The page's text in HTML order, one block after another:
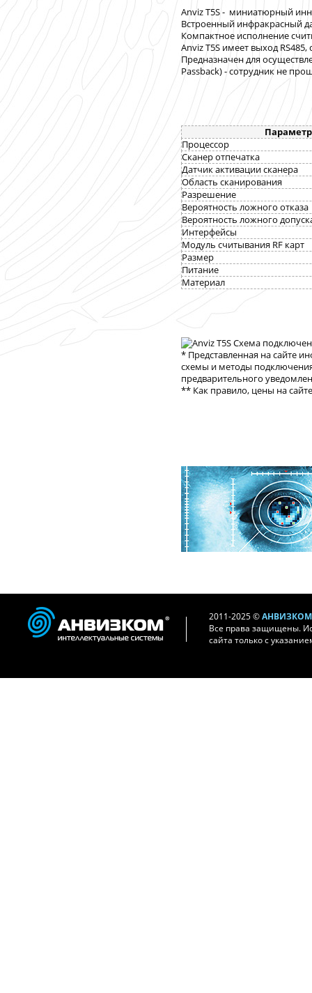
Anviz T5S - миниатюрный
Встроенный инфракрасный
Компактное исполнение
Anviz T5S имеет выход
Предназначен для
Passback) - сотрудник не
Параметр
Процессор
Сканер отпечатка
Датчик активации сканера
Область сканирования
Разрешение
Вероятность ложного отказа
Вероятность ложного
Интерфейсы
Модуль считывания RF карт
Размер
Питание
Материал
* Представленная на сайте
схемы и методы
предварительного
** Как правило, цены на
2011-2025 ©
Все права защищены.
сайта только с